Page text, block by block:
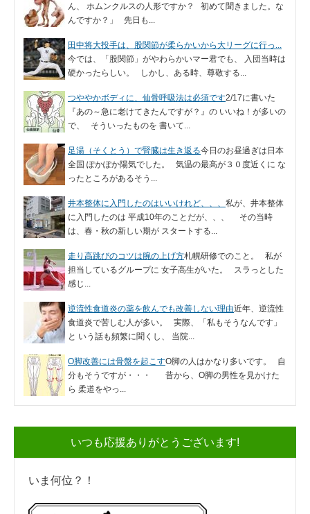
ん、 ホムンクルスの人形ですか？ 初めて聞きました。な
んですか？」 先日も...
田中将大投手は、股関節が柔らかいから大リーグに行っ...
今では、「股関節」がやわらかいマー君でも、 入団当時は
硬かったらしい。 しかし、ある時、尊敬する...
つややかボディに、仙骨呼吸法は必須です2/17に書いた
『あの～急に老けてきたんですが？』の いいね！が多いの
で、 そういったものを 書いて...
足湯（そくとう）で腎臓は生き返る今日のお昼過ぎは日本
全国 ぽかぽか陽気でした。 気温の最高が３０度近くに な
ったところがあるそう...
井本整体に入門したのはいいけれど、、、 私が、井本整体
に入門したのは 平成10年のことだが、、、 その当時
は、春・秋の新しい期が スタートする...
走り高跳びのコツは腕の上げ方札幌研修でのこと。 私が
担当しているグループに 女子高生がいた。 スラっとした
感じ...
逆流性食道炎の薬を飲んでも改善しない理由近年、逆流性
食道炎で苦しむ人が多い。 実際、「私もそうなんです」
と いう話も頻繁に聞くし、 当院...
O脚改善には骨盤を起こすO脚の人はかなり多いです。 自
分もそうですが・・・ 昔から、O脚の男性を見かけた
ら 柔道をやっ...
いつも応援ありがとうございます!
いま何位？！